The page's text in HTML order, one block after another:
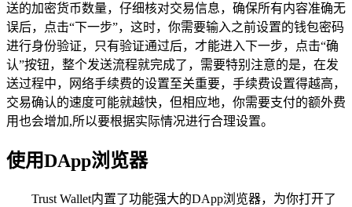
送的加密货币数量，仔细核对交易信息，确保所有内容准确无
误后，点击“下一步”，这时，你需要输入之前设置的钱包密码
进行身份验证，只有验证通过后，才能进入下一步，点击“确
认”按钮，整个发送流程就完成了，需要特别注意的是，在发
送过程中，网络手续费的设置至关重要，手续费设置得越高，
交易确认的速度可能就越快，但相应地，你需要支付的额外费
用也会增加,所以要根据实际情况进行合理设置。
使用DApp浏览器
Trust Wallet内置了功能强大的DApp浏览器，为你打开了